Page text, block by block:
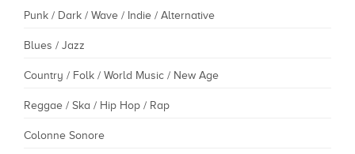
Punk / Dark / Wave / Indie / Alternative
Blues / Jazz
Country / Folk / World Music / New Age
Reggae / Ska / Hip Hop / Rap
Colonne Sonore